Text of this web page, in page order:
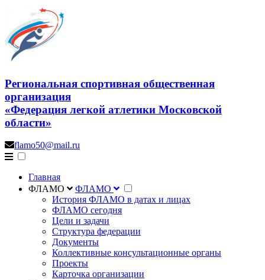
Региональная спортивная общественная
организация
«Федерация легкой атлетики Московской
области»
flamo50@mail.ru
Главная
ФЛАМО
ФЛАМО
История ФЛАМО в датах и лицах
ФЛАМО сегодня
Цели и задачи
Структура федерации
Документы
Коллективные консультационные органы
Проекты
Карточка организации